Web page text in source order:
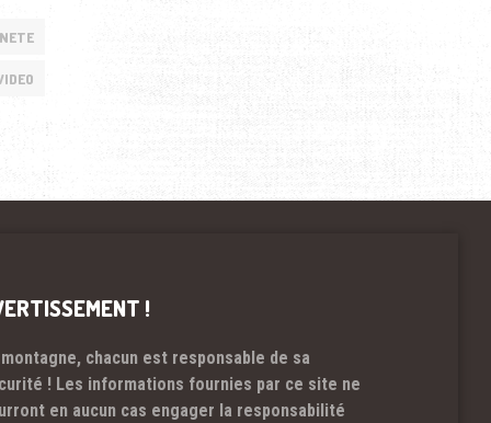
!
montagne, chacun est responsable de sa
! Les informations fournies par ce site ne
en aucun cas engager la responsabilité